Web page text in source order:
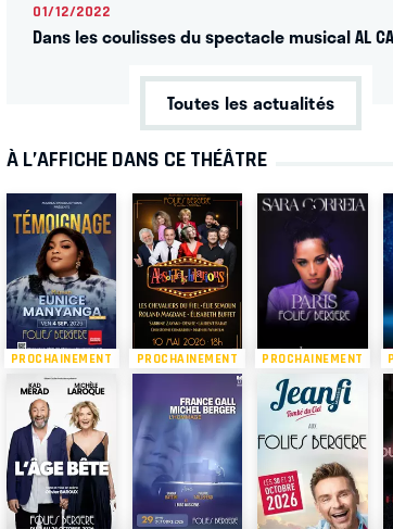
01/12/2022
Dans les coulisses du spectacle musical AL
Toutes les actualités
À L’AFFICHE DANS CE THÉÂTRE
PROCHAINEMENT PROCHAINEMENT PROCHAINEMENT